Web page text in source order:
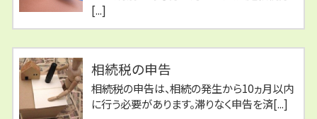
[...]
相続税の申告
相続税の申告は、相続の発生から10ヵ月以内
に行う必要があります。滞りなく申告を済[...]